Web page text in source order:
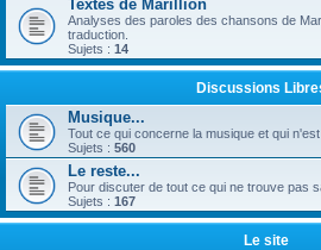
Textes de Marillion
Analyses des paroles des chansons de
traduction.
Sujets : 14
Discussions
Musique...
Tout ce qui concerne la musique et qui n'est
Sujets : 560
Le reste...
Pour discuter de tout ce qui ne trouve pas
Sujets : 167
Le site